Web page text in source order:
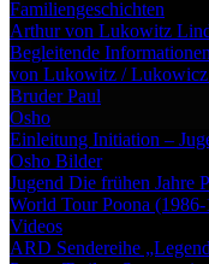
Familiengeschichten
Arthur von Lukowitz
Begleitende Informationen
von Lukowitz / Lukowicz
Bruder Paul
Osho
Einleitung Initiation –
Osho Bilder
Jugend Die frühen Jahre
World TourPoona
Videos
ARD Sendereihe